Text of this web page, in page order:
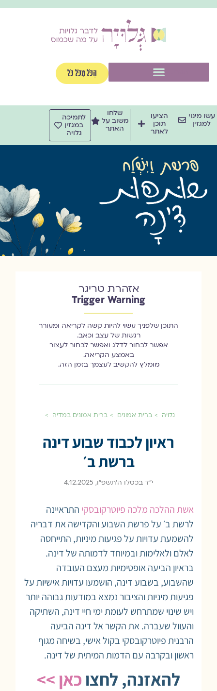
לתוכן
הַכֹּל מִכֹּל כֹּל
עשו מינוי
למגזין
הציעו
תוכן
לאתר
שלחו
משוב על
האתר
לתמיכה
במגזין
גלויה
אזהרת טריגר
Trigger Warning
התוכן שלפניך עשוי להיות קשה לקריאה ומעורר
רגשות של עצב וכאב.
אפשר לבחור לדלג ואפשר לבחור לעצור
באמצע הקריאה.
מומלץ להקשיב לעצמך בזמן הזה.
גלויה ברית אמונים ברית אמונים במדיה
ראיון לכבוד שבוע דינה
ברשת ב׳
י״ד בכסלו ה׳תשפ״ו, 4.12.2025
אשת ההלכה מלכה פיוטרקובסקי התראיינה
לרשת ב׳ על פרשת השבוע והקדישה את דבריה
להשמעת עדויות על פגיעות מיניות, התייחסה
לאלם ולאלימות ובמיוחד לדמותה של דינה.
בראיון הביעה אופטימיות מעצם העובדה
שהשבוע, בשבוע דינה, הושמעו עדויות אישיות על
פגיעות מיניות והציבור נמצא במודעות גבוהה יותר
ויש שינוי שמתרחש לעומת ימי חיי דינה, השתיקה
והעוול שעברה. את הקשר אל דינה הביעה
הרבנית פיוטרקובסקי בקול אישי, בשיחה מגוף
ראשון ובקרבה עם הדמות המיתית של דינה.
להאזנה, לחצוכאן >>